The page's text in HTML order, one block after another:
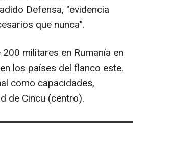
Defensa, "evidencia
que nunca".
militares en Rumanía en
los países del flanco este.
como capacidades,
de Cincu (centro).